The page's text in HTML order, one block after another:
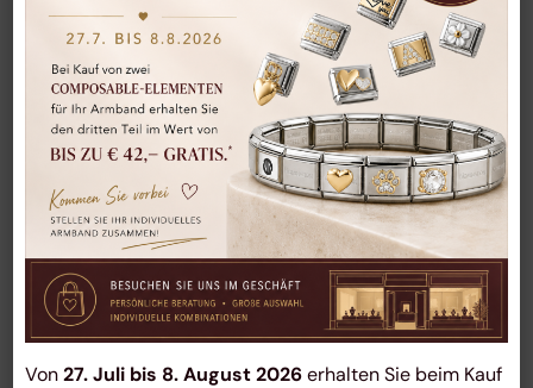
Morgengabe
Ohringe
morgengabe
Von27. Juli bis 8. August 2026erhalten Sie beim Kauf